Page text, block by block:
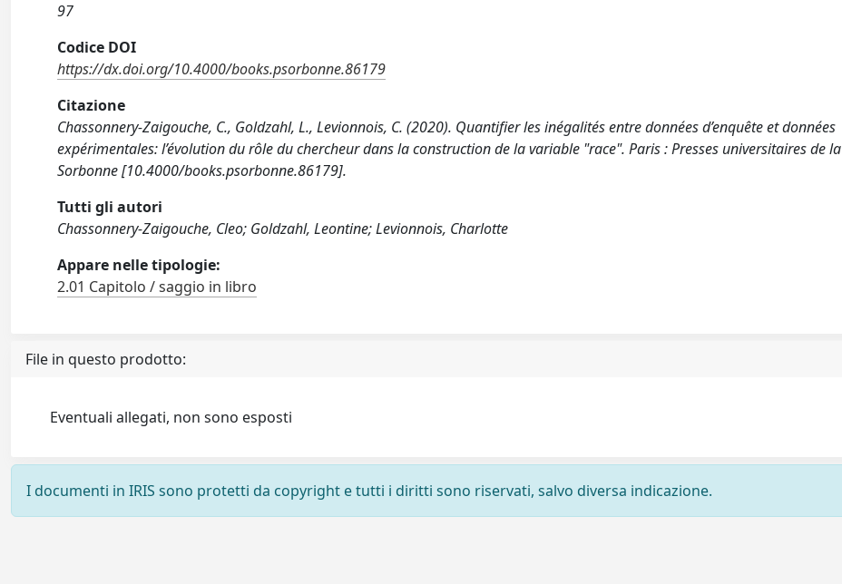
97
Codice DOI
https://dx.doi.org/10.4000/books.psorbonne.86179
Citazione
Chassonnery-Zaigouche, C., Goldzahl, L., Levionnois, C. (2020). Quantifier les inégalités entre données d’enquête et données
expérimentales: l’évolution du rôle du chercheur dans la construction de la variable "race". Paris : Presses universitaires de la
Sorbonne [10.4000/books.psorbonne.86179].
Tutti gli autori
Chassonnery-Zaigouche, Cleo; Goldzahl, Leontine; Levionnois, Charlotte
Appare nelle tipologie:
2.01 Capitolo / saggio in libro
File in questo prodotto:
Eventuali allegati, non sono esposti
I documenti in IRIS sono protetti da copyright e tutti i diritti sono riservati, salvo diversa indicazione.